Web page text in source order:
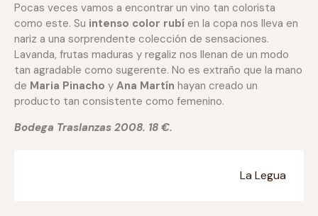
Pocas veces vamos a encontrar un vino tan colorista
como este. Su intenso color rubí en la copa nos lleva en
nariz a una sorprendente colección de sensaciones.
Lavanda, frutas maduras y regaliz nos llenan de un modo
tan agradable como sugerente. No es extraño que la mano
de Maria Pinacho y Ana Martín hayan creado un
producto tan consistente como femenino.
Bodega Traslanzas 2008. 18 €.
La Legua